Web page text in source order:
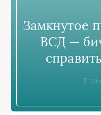
Замкнутое
ВСД —
20